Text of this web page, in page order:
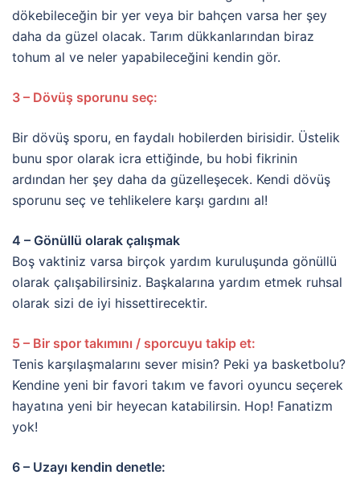
dökebileceğin bir yer veya bir bahçen varsa her şey
daha da güzel olacak. Tarım dükkanlarından biraz
tohum al ve neler yapabileceğini kendin gör.
3 – Dövüş sporunu seç:
Bir dövüş sporu, en faydalı hobilerden birisidir. Üstelik
bunu spor olarak icra ettiğinde, bu hobi fikrinin
ardından her şey daha da güzelleşecek. Kendi dövüş
sporunu seç ve tehlikelere karşı gardını al!
4 – Gönüllü olarak çalışmak
Boş vaktiniz varsa birçok yardım kuruluşunda gönüllü
olarak çalışabilirsiniz. Başkalarına yardım etmek ruhsal
olarak sizi de iyi hissettirecektir.
5 – Bir spor takımını / sporcuyu takip et:
Tenis karşılaşmalarını sever misin? Peki ya basketbolu?
Kendine yeni bir favori takım ve favori oyuncu seçerek
hayatına yeni bir heyecan katabilirsin. Hop! Fanatizm
yok!
6 – Uzayı kendin denetle: